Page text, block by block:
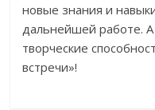
новые знания и
дальнейшей работе.
творческие
встречи»!